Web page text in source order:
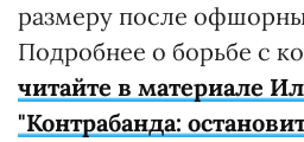
размеру после
Подробнее о борьбе с
читайте в материале
"Контрабанда: